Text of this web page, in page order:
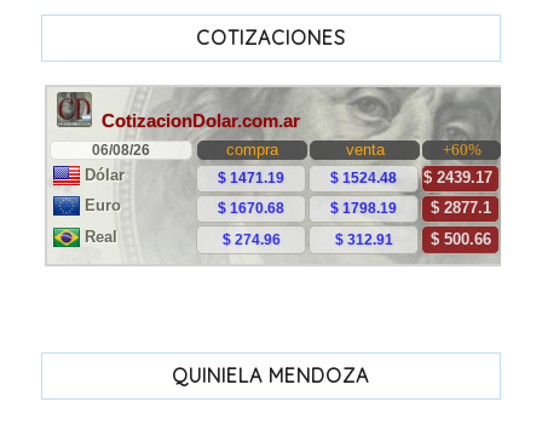
COTIZACIONES
QUINIELA MENDOZA